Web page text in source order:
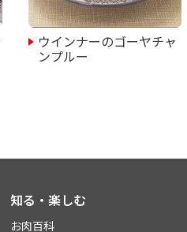
ウインナーのゴーヤチャ
ンプルー
知る・楽しむ
お肉百科